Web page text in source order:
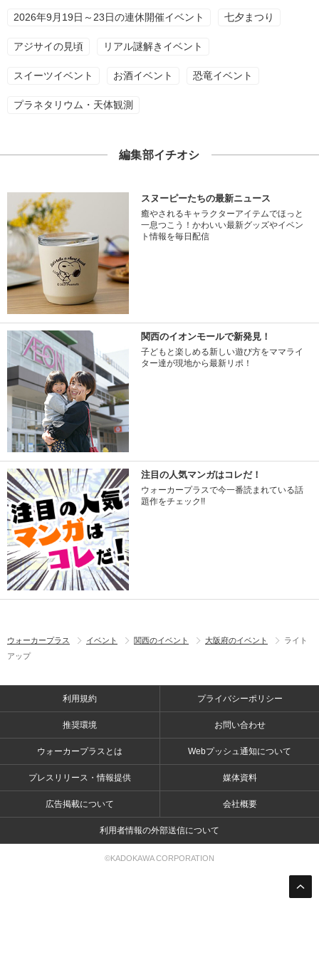
2026年9月19日～23日の連休開催イベント 七夕まつり
アジサイの見頃 リアル謎解きイベント
スイーツイベント お酒イベント 恐竜イベント
プラネタリウム・天体観測
編集部イチオシ
スヌーピーたちの最新ニュース
癒やされるキャラクターアイテムでほっと
一息つこう！かわいい最新グッズやイベン
ト情報を毎日配信
関西のイオンモールで新発見！
子どもと楽しめる新しい遊び方をママライ
ター達が現地から最新リポ！
注目の人気マンガはコレだ！
ウォーカープラスで今一番読まれている話
題作をチェック!!
ウォーカープラス イベント 関西のイベント 大阪府のイベント
ライト
アップ
利用規約 プライバシーポリシー
推奨環境 お問い合わせ
ウォーカープラスとは Webプッシュ通知について
プレスリリース・情報提供 媒体資料
広告掲載について 会社概要
利用者情報の外部送信について
©KADOKAWA CORPORATION